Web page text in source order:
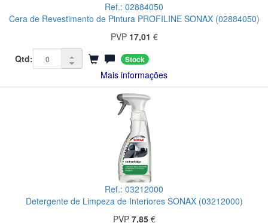
Ref.: 02884050
Cera de Revestimento de Pintura PROFILINE SONAX (02884050)
PVP 17,01 €
Qtd:
Stock
Mais informações
Ref.: 03212000
Detergente de Limpeza de Interiores SONAX (03212000)
PVP 7,85€